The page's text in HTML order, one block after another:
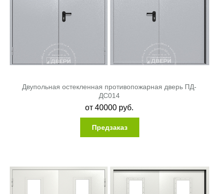
Двупольная остекленная противопожарная дверь ПД-
ДC014
от40000 руб.
Предзаказ